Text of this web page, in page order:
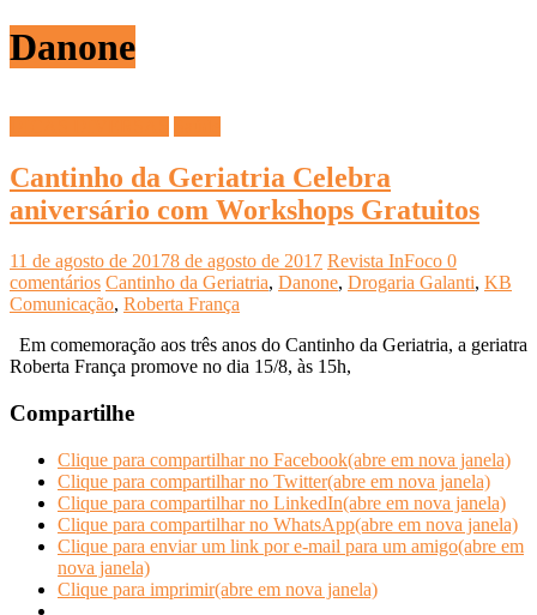
Danone
Cantinho da Geriatria Celebra
aniversário com Workshops Gratuitos
11 de agosto de 20178 de agosto de 2017 Revista InFoco 0
comentários Cantinho da Geriatria, Danone, Drogaria Galanti, KB
Comunicação, Roberta França
Em comemoração aos três anos do Cantinho da Geriatria, a geriatra
Roberta França promove no dia 15/8, às 15h,
Compartilhe
Clique para compartilhar no Facebook(abre em nova janela)
Clique para compartilhar no Twitter(abre em nova janela)
Clique para compartilhar no LinkedIn(abre em nova janela)
Clique para compartilhar no WhatsApp(abre em nova janela)
Clique para enviar um link por e-mail para um amigo(abre em
nova janela)
Clique para imprimir(abre em nova janela)